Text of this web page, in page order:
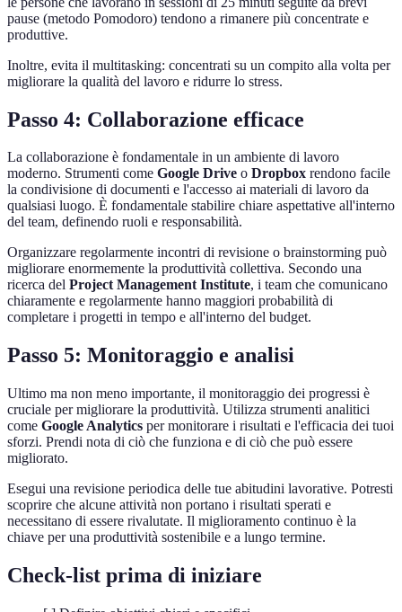
pause (metodo Pomodoro) tendono a rimanere più concentrate e
produttive.
Inoltre, evita il multitasking: concentrati su un compito alla volta per
migliorare la qualità del lavoro e ridurre lo stress.
Passo 4: Collaborazione efficace
La collaborazione è fondamentale in un ambiente di lavoro
moderno. Strumenti come Google Drive o Dropbox rendono facile
la condivisione di documenti e l'accesso ai materiali di lavoro da
qualsiasi luogo. È fondamentale stabilire chiare aspettative all'interno
del team, definendo ruoli e responsabilità.
Organizzare regolarmente incontri di revisione o brainstorming può
migliorare enormemente la produttività collettiva. Secondo una
ricerca del Project Management Institute, i team che comunicano
chiaramente e regolarmente hanno maggiori probabilità di
completare i progetti in tempo e all'interno del budget.
Passo 5: Monitoraggio e analisi
Ultimo ma non meno importante, il monitoraggio dei progressi è
cruciale per migliorare la produttività. Utilizza strumenti analitici
come Google Analytics per monitorare i risultati e l'efficacia dei tuoi
sforzi. Prendi nota di ciò che funziona e di ciò che può essere
migliorato.
Esegui una revisione periodica delle tue abitudini lavorative. Potresti
scoprire che alcune attività non portano i risultati sperati e
necessitano di essere rivalutate. Il miglioramento continuo è la
chiave per una produttività sostenibile e a lungo termine.
Check-list prima di iniziare